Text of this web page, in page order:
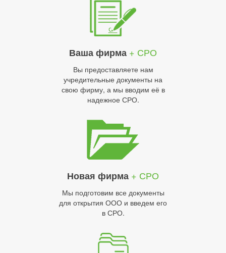
Ваша фирма + СРО
Вы предоставляете нам
учредительные документы на
свою фирму, а мы вводим её в
надежное СРО.
Новая фирма + СРО
Мы подготовим все документы
для открытия ООО и введем его
в СРО.